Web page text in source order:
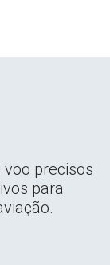
precisos
para